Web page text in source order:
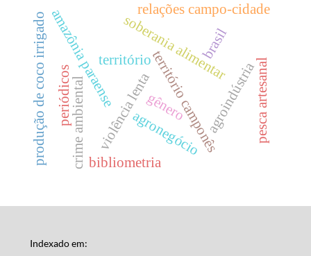
território camponês
violência lenta agroindústria
soberania alimentar
amazônia paraense
crime ambiental
território
gênero pesca artesanal
produção de coco irrigado bibliometria
periódicos
relações campo-cidade
agronegócio
brasil
Indexado em: